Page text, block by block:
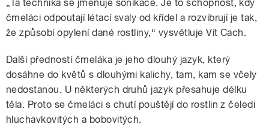
„Ta technika se jmenuje sonikace. Je to schopnost, kdy
čmeláci odpoutají létací svaly od křídel a rozvibrují je tak,
že způsobí opylení dané rostliny,“ vysvětluje Vít Cach.
Další předností čmeláka je jeho dlouhý jazyk, který
dosáhne do květů s dlouhými kalichy, tam, kam se včely
nedostanou. U některých druhů jazyk přesahuje délku
těla. Proto se čmeláci s chutí pouštějí do rostlin z čeledi
hluchavkovitých a bobovitých.